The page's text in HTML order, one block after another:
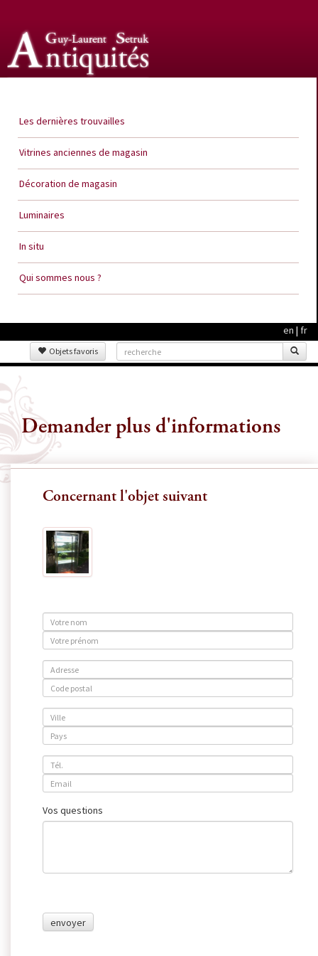
Les dernières trouvailles
Vitrines anciennes de magasin
Décoration de magasin
Luminaires
In situ
Qui sommes nous ?
en | fr
Objets favoris
Demander plus d'informations
Concernant l'objet suivant
Vos questions
envoyer